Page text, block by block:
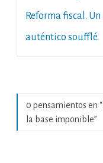
de
entradas
Reforma fiscal. Un
auténtico soufflé.
0 pensamientos en “
la base imponible”